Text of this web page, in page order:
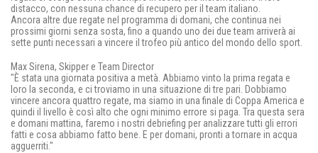
distacco, con nessuna chance di recupero per il team italiano.
Ancora altre due regate nel programma di domani, che continua nei
prossimi giorni senza sosta, fino a quando uno dei due team arriverà ai
sette punti necessari a vincere il trofeo più antico del mondo dello sport.
Max Sirena, Skipper e Team Director
"È stata una giornata positiva a metà. Abbiamo vinto la prima regata e
loro la seconda, e ci troviamo in una situazione di tre pari. Dobbiamo
vincere ancora quattro regate, ma siamo in una finale di Coppa America e
quindi il livello è così alto che ogni minimo errore si paga. Tra questa sera
e domani mattina, faremo i nostri debriefing per analizzare tutti gli errori
fatti e cosa abbiamo fatto bene. E per domani, pronti a tornare in acqua
agguerriti."